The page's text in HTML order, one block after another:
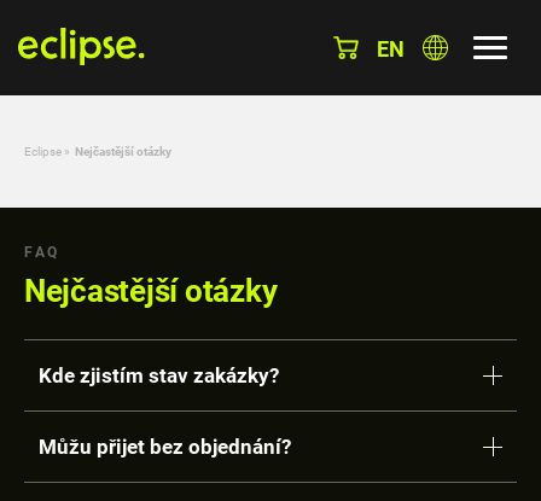
EN
Eclipse » Nejčastější otázky
FAQ
Nejčastější otázky
Kde zjistím stav zakázky?
Můžu přijet bez objednání?